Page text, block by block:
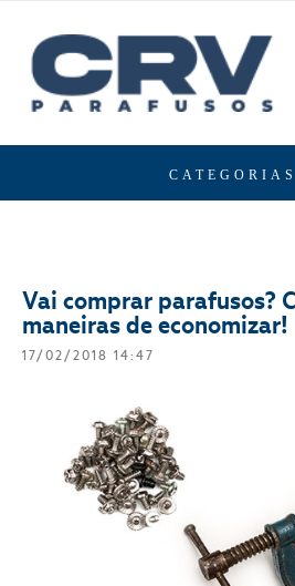
Vai comprar parafusos?
maneiras de economizar!
17/02/2018 14:47